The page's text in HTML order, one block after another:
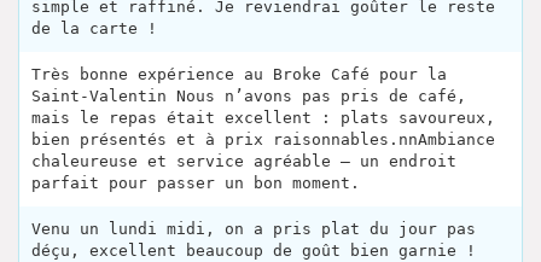
simple et raffiné. Je reviendrai goûter le reste
de la carte !
Très bonne expérience au Broke Café pour la
Saint-Valentin Nous n’avons pas pris de café,
mais le repas était excellent : plats savoureux,
bien présentés et à prix raisonnables.nnAmbiance
chaleureuse et service agréable — un endroit
parfait pour passer un bon moment.
Venu un lundi midi, on a pris plat du jour pas
déçu, excellent beaucoup de goût bien garnie !